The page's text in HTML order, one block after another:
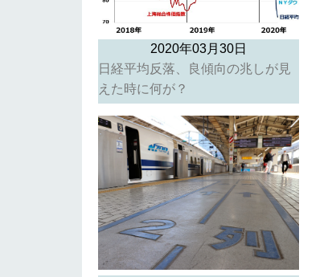
2020年03月30日
日経平均反落、良傾向の兆しが見
えた時に何が？